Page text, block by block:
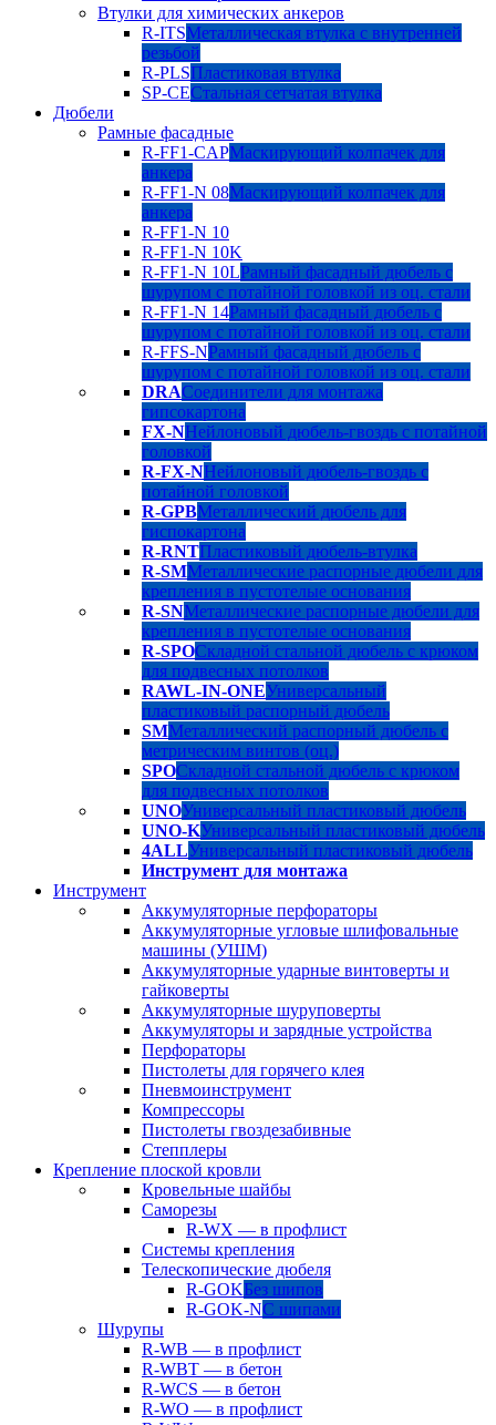
Втулки для химических анкеров
R-ITSМеталлическая втулка с внутренней
резьбой
R-PLSПластиковая втулка
SP-CEСтальная сетчатая втулка
Дюбели
Рамные фасадные
R-FF1-CAPМаскирующий колпачек для
анкера
R-FF1-N 08Маскирующий колпачек для
анкера
R-FF1-N 10
R-FF1-N 10K
R-FF1-N 10LРамный фасадный дюбель с
шурупом с потайной головкой из оц. стали
R-FF1-N 14Рамный фасадный дюбель с
шурупом с потайной головкой из оц. стали
R-FFS-NРамный фасадный дюбель с
шурупом с потайной головкой из оц. стали
DRAСоединители для монтажа
гипсокартона
FX-NНейлоновый дюбель-гвоздь с потайной
головкой
R-FX-NНейлоновый дюбель-гвоздь с
потайной головкой
R-GPBМеталлический дюбель для
гиспокартона
R-RNTПластиковый дюбель-втулка
R-SMМеталлические распорные дюбели для
крепления в пустотелые основания
R-SNМеталлические распорные дюбели для
крепления в пустотелые основания
R-SPOСкладной стальной дюбель с крюком
для подвесных потолков
RAWL-IN-ONEУниверсальный
пластиковый распорный дюбель
SMМеталлический распорный дюбель с
метрическим винтов (оц.)
SPOСкладной стальной дюбель с крюком
для подвесных потолков
UNOУниверсальный пластиковый дюбель
UNO-KУниверсальный пластиковый дюбель
4ALLУниверсальный пластиковый дюбель
Инструмент для монтажа
Инструмент
Аккумуляторные перфораторы
Аккумуляторные угловые шлифовальные
машины (УШМ)
Аккумуляторные ударные винтоверты и
гайковерты
Аккумуляторные шуруповерты
Аккумуляторы и зарядные устройства
Перфораторы
Пистолеты для горячего клея
Пневмоинструмент
Компрессоры
Пистолеты гвоздезабивные
Степплеры
Крепление плоской кровли
Кровельные шайбы
Саморезы
R-WX — в профлист
Системы крепления
Телескопические дюбеля
R-GOKБез шипов
R-GOK-NС шипами
Шурупы
R-WB — в профлист
R-WBT — в бетон
R-WCS — в бетон
R-WO — в профлист